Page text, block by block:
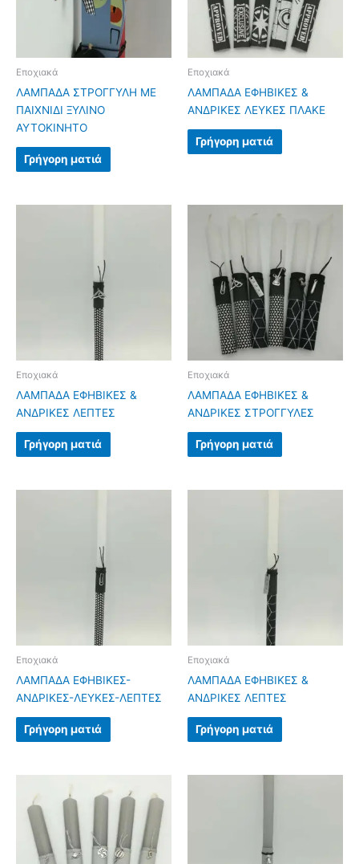
Εποχιακά
ΛΑΜΠΑΔΑ ΣΤΡΟΓΓΥΛΗ ΜΕ
ΠΑΙΧΝΙΔΙ ΞΥΛΙΝΟ
ΑΥΤΟΚΙΝΗΤΟ
Γρήγορη ματιά
Εποχιακά
ΛΑΜΠΑΔΑ ΕΦΗΒΙΚΕΣ &
ΑΝΔΡΙΚΕΣ ΛΕΥΚΕΣ ΠΛΑΚΕ
Γρήγορη ματιά
Εποχιακά
ΛΑΜΠΑΔΑ ΕΦΗΒΙΚΕΣ &
ΑΝΔΡΙΚΕΣ ΛΕΠΤΕΣ
Γρήγορη ματιά
Εποχιακά
ΛΑΜΠΑΔΑ ΕΦΗΒΙΚΕΣ &
ΑΝΔΡΙΚΕΣ ΣΤΡΟΓΓΥΛΕΣ
Γρήγορη ματιά
Εποχιακά
ΛΑΜΠΑΔΑ ΕΦΗΒΙΚΕΣ-
ΑΝΔΡΙΚΕΣ-ΛΕΥΚΕΣ-ΛΕΠΤΕΣ
Γρήγορη ματιά
Εποχιακά
ΛΑΜΠΑΔΑ ΕΦΗΒΙΚΕΣ &
ΑΝΔΡΙΚΕΣ ΛΕΠΤΕΣ
Γρήγορη ματιά